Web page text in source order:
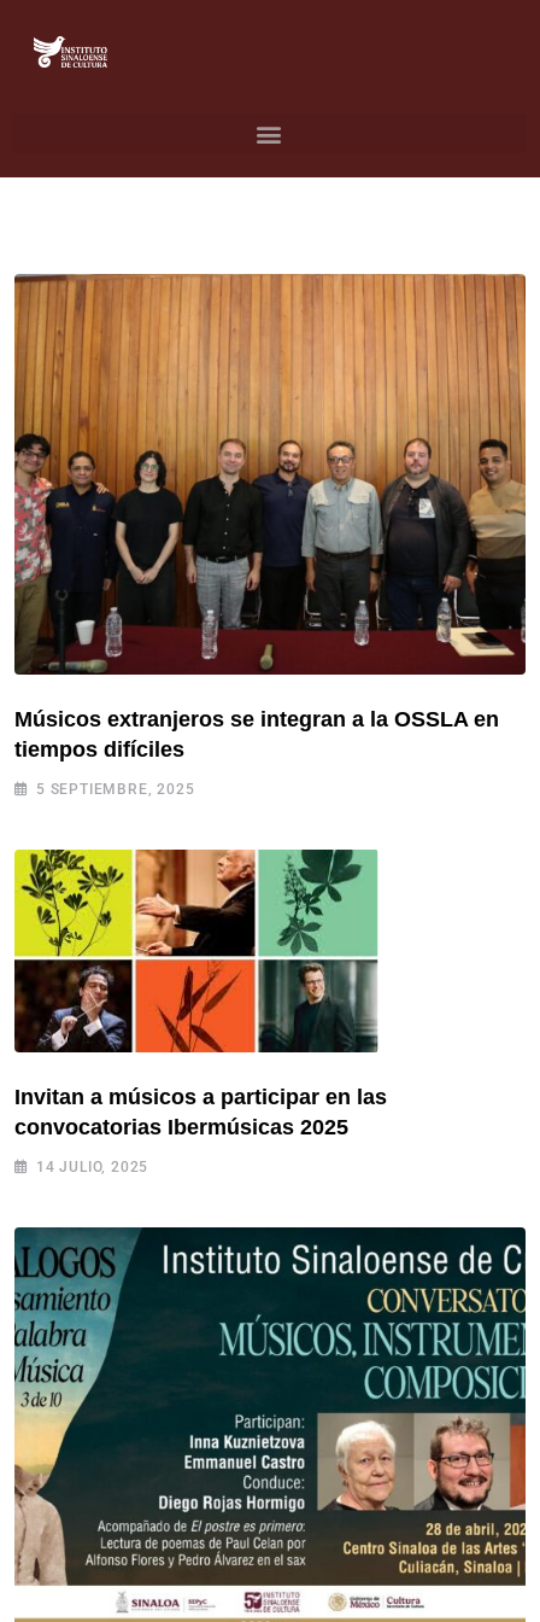
Músicos extranjeros se integran a la OSSLA en
tiempos difíciles
5 SEPTIEMBRE, 2025
Invitan a músicos a participar en las
convocatorias Ibermúsicas 2025
14 JULIO, 2025